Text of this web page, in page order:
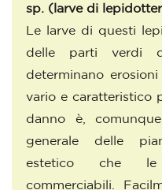
sp. (larve di
Le larve di questi
delle parti verdi
determinano
vario e caratteristico
danno è,
generale delle
estetico che
commerciabili.